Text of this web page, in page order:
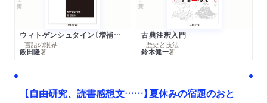
ウィトゲンシュタイン〔増補新版〕
─言語の限界
飯田隆著
古典注釈入門
─歴史と技法
鈴木健一著
【自由研究、読書感想文……】夏休みの宿題のおと